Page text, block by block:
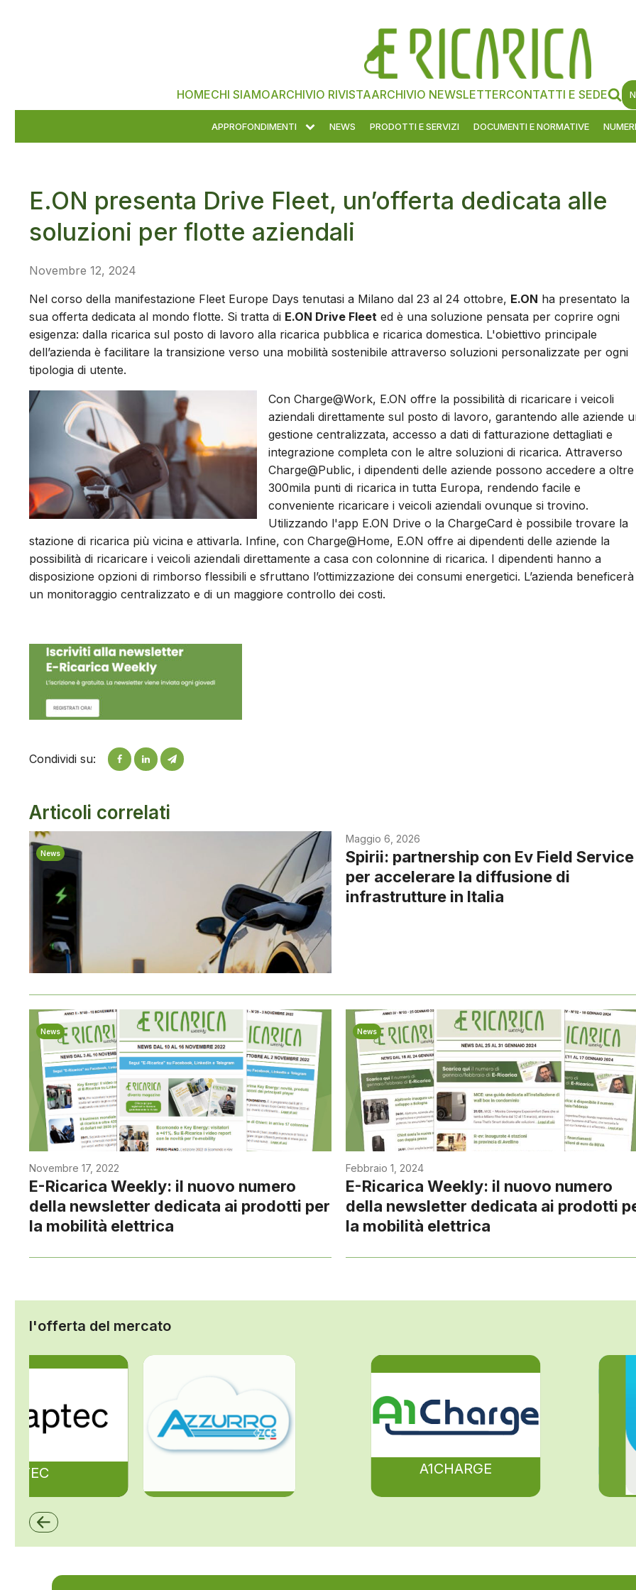
HOMECHI SIAMOARCHIVIO RIVISTAARCHIVIO NEWSLETTERCONTATTI E SEDE
APPROFONDIMENTI NEWS PRODOTTI E SERVIZI DOCUMENTI E NORMATIVE
E.ON presenta Drive Fleet, un’offerta dedicata alle
soluzioni per flotte aziendali
Novembre 12, 2024
Nel corso della manifestazione Fleet Europe Days tenutasi a Milano dal 23 al 24 ottobre, E.ON ha presentato la
sua offerta dedicata al mondo flotte. Si tratta di E.ON Drive Fleet ed è una soluzione pensata per coprire ogni
esigenza: dalla ricarica sul posto di lavoro alla ricarica pubblica e ricarica domestica. L'obiettivo principale
dell’azienda è facilitare la transizione verso una mobilità sostenibile attraverso soluzioni personalizzate per ogni
tipologia di utente.
Con Charge@Work, E.ON offre la possibilità di ricaricare i veicoli
aziendali direttamente sul posto di lavoro, garantendo alle aziende
gestione centralizzata, accesso a dati di fatturazione dettagliati e
integrazione completa con le altre soluzioni di ricarica. Attraverso
Charge@Public, i dipendenti delle aziende possono accedere a oltre
300mila punti di ricarica in tutta Europa, rendendo facile e
conveniente ricaricare i veicoli aziendali ovunque si trovino.
Utilizzando l'app E.ON Drive o la ChargeCard è possibile trovare la
stazione di ricarica più vicina e attivarla. Infine, con Charge@Home, E.ON offre ai dipendenti delle aziende la
possibilità di ricaricare i veicoli aziendali direttamente a casa con colonnine di ricarica. I dipendenti hanno a
disposizione opzioni di rimborso flessibili e sfruttano l’ottimizzazione dei consumi energetici. L’azienda beneficerà
un monitoraggio centralizzato e di un maggiore controllo dei costi.
Condividi su:
Articoli correlati
News
Maggio 6, 2026
Spirii: partnership con Ev Field Service
per accelerare la diffusione di
infrastrutture in Italia
News
Novembre 17, 2022
E-Ricarica Weekly: il nuovo numero
della newsletter dedicata ai prodotti per
la mobilità elettrica
News
Febbraio 1, 2024
E-Ricarica Weekly: il nuovo numero
della newsletter dedicata ai prodotti
la mobilità elettrica
l'offerta del mercato
A1CHARGE
ZCS Azzurro